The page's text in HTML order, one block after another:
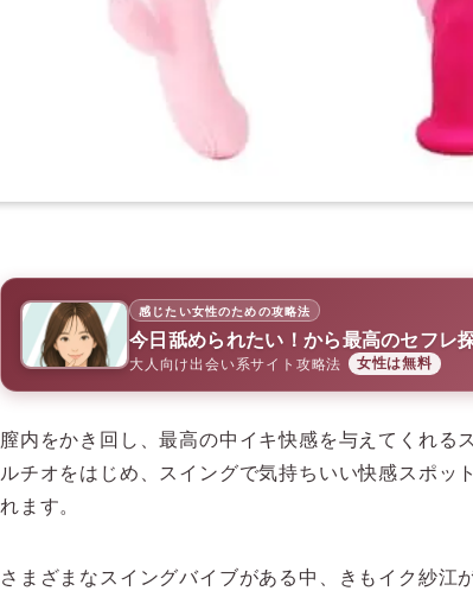
感じたい女性のための攻略法
今日舐められたい！から最高のセフレ
大人向け出会い系サイト攻略法 女性は無料
膣内をかき回し、最高の中イキ快感を与えてくれ
ルチオをはじめ、スイングで気持ちいい快感スポ
れます。
さまざまなスイングバイブがある中、きもイク紗